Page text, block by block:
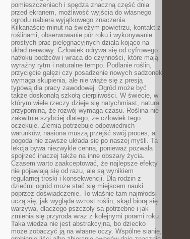
pomieszczeniach i spędza znaczną część dnia
przed ekranem, możliwość wyjścia do własnego
ogrodu nabiera wyjątkowego znaczenia.
Kilkanaście minut na świeżym powietrzu, kontakt z
roślinami, obserwowanie pór roku i wykonywanie
prostych prac pielęgnacyjnych działa kojąco na
układ nerwowy. Człowiek odrywa się od cyfrowego
natłoku bodźców i wraca do czynności, które mają
wyraźny rytm i naturalne tempo. Podlanie roślin,
przycięcie gałęzi czy posadzenie nowych sadzonek
wymaga skupienia, ale nie wiąże się z presją
typową dla pracy zawodowej. Ogród może być
także doskonałą szkołą cierpliwości. W świecie, w
którym wiele rzeczy dzieje się natychmiast, natura
przypomina, że rozwój wymaga czasu. Roślina nie
zakwitnie szybciej dlatego, że człowiek tego
oczekuje. Ziemia potrzebuje odpowiednich
warunków, nasiona muszą przejść swój proces, a
pogoda nie zawsze układa się po naszej myśli. Ta
lekcja bywa niezwykle cenna, ponieważ pozwala
spojrzeć inaczej także na inne obszary życia.
Czasem warto zaakceptować, że najlepsze efekty
nie pojawiają się od razu, ale są wynikiem
regularnej troski i konsekwencji. Dla rodzin z
dziećmi ogród może stać się miejscem nauki
poprzez doświadczenie. To właśnie tam najmłodsi
uczą się, jak wygląda wzrost roślin, skąd biorą się
warzywa, dlaczego pszczoły są potrzebne i jak
zmienia się przyroda wraz z kolejnymi porami roku.
Taka wiedza nie jest abstrakcyjna, bo dziecko
może zobaczyć ją na własne oczy. Wspólne sianie,